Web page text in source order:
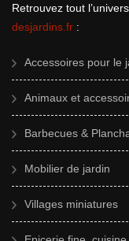
Retrouvez tout
desjardins.fr :
Accessoires pour le
Animaux et
Barbecues &
Mobilier de jardin
Villages miniatures